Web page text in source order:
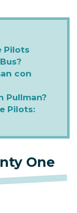
Pilots
con
Pullman?
Pilots:
One